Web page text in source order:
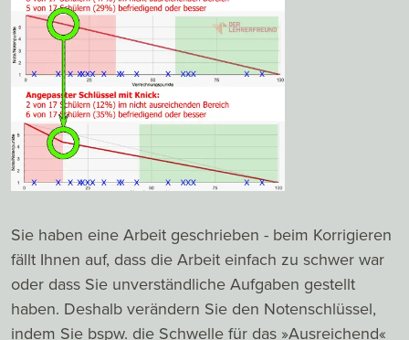
Sie haben eine Arbeit geschrieben - beim Korrigieren
fällt Ihnen auf, dass die Arbeit einfach zu schwer war
oder dass Sie unverständliche Aufgaben gestellt
haben. Deshalb verändern Sie den Notenschlüssel,
indem Sie bspw. die Schwelle für das »Ausreichend«